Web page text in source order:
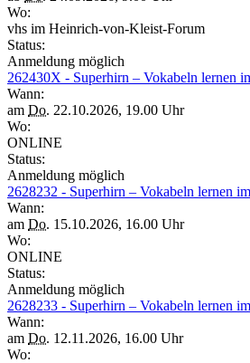
Wo:
vhs im Heinrich-von-Kleist-Forum
Status:
Anmeldung möglich
262430X - Superhirn – Vokabeln lernen
Wann:
am Do. 22.10.2026, 19.00 Uhr
Wo:
ONLINE
Status:
Anmeldung möglich
2628232 - Superhirn – Vokabeln lernen
Wann:
am Do. 15.10.2026, 16.00 Uhr
Wo:
ONLINE
Status:
Anmeldung möglich
2628233 - Superhirn – Vokabeln lernen
Wann:
am Do. 12.11.2026, 16.00 Uhr
Wo: